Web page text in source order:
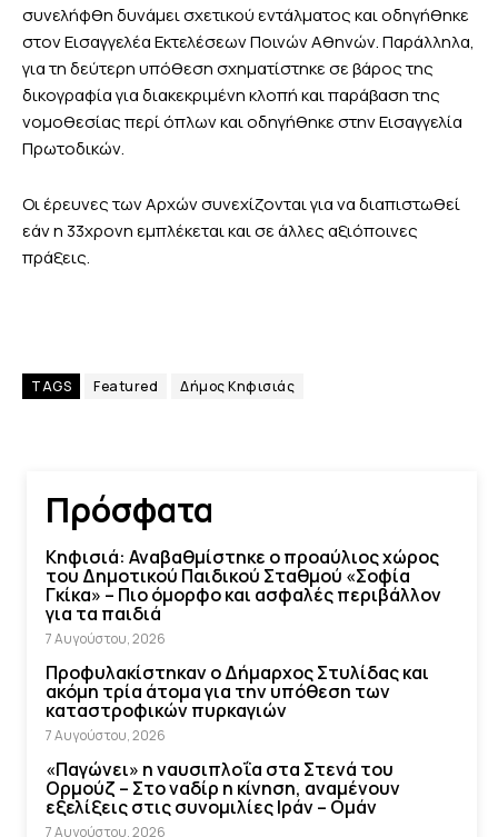
συνελήφθη δυνάμει σχετικού εντάλματος και οδηγήθηκε
στον Εισαγγελέα Εκτελέσεων Ποινών Αθηνών. Παράλληλα,
για τη δεύτερη υπόθεση σχηματίστηκε σε βάρος της
δικογραφία για διακεκριμένη κλοπή και παράβαση της
νομοθεσίας περί όπλων και οδηγήθηκε στην Εισαγγελία
Πρωτοδικών.
Οι έρευνες των Αρχών συνεχίζονται για να διαπιστωθεί
εάν η 33χρονη εμπλέκεται και σε άλλες αξιόποινες
πράξεις.
TAGS Featured Δήμος Κηφισιάς
Πρόσφατα
Κηφισιά: Αναβαθμίστηκε ο προαύλιος χώρος
του Δημοτικού Παιδικού Σταθμού «Σοφία
Γκίκα» – Πιο όμορφο και ασφαλές περιβάλλον
για τα παιδιά
7 Αυγούστου, 2026
Προφυλακίστηκαν ο Δήμαρχος Στυλίδας και
ακόμη τρία άτομα για την υπόθεση των
καταστροφικών πυρκαγιών
7 Αυγούστου, 2026
«Παγώνει» η ναυσιπλοΐα στα Στενά του
Ορμούζ – Στο ναδίρ η κίνηση, αναμένουν
εξελίξεις στις συνομιλίες Ιράν – Ομάν
7 Αυγούστου, 2026